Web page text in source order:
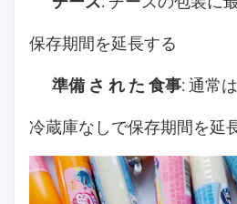
保存期間を延長する
準備 さ れ た 食事: 通常
冷蔵庫なしで保存期間を延